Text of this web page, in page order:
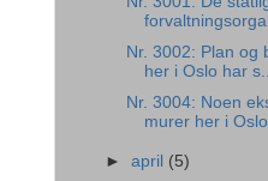
Nr. 3002: Plan og
her i Oslo har
Nr. 3004: Noen
murer her i
►april (5)